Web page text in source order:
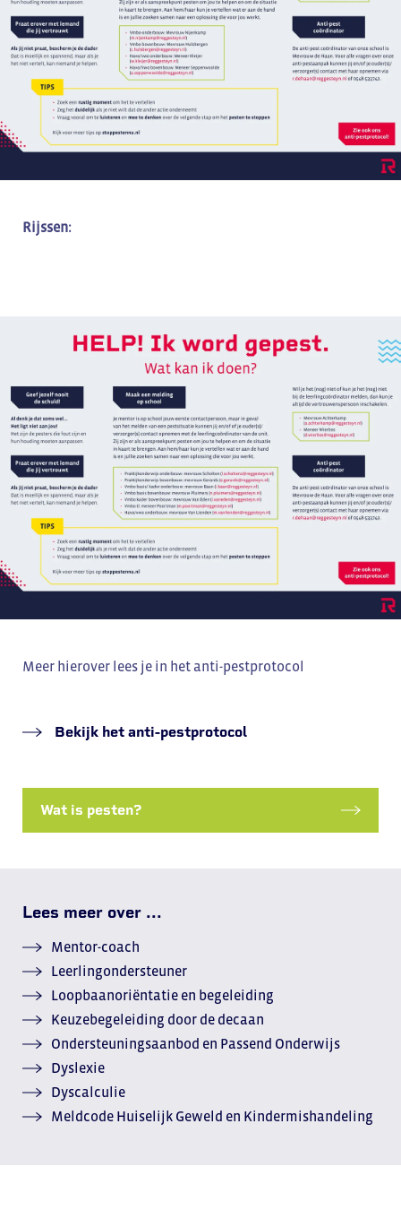
Rijssen:
Meer hierover lees je in het anti-pestprotocol
Bekijk het anti-pestprotocol
Wat is pesten?
Lees meer over ...
Mentor-coach
Leerlingondersteuner
Loopbaanoriëntatie en begeleiding
Keuzebegeleiding door de decaan
Ondersteuningsaanbod en Passend Onderwijs
Dyslexie
Dyscalculie
Meldcode Huiselijk Geweld en Kindermishandeling